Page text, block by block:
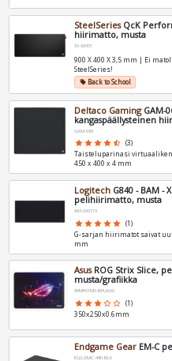
SteelSeriesQcK
hiirimatto, musta
SS-63431
900 X 400 X 3,5 mm | Ei
SteelSeries!
local_offerBack to School
Deltaco GamingGAM-
kangaspäällysteinen
GAM-063
star star star star star_half (3)
Taisteluparinasi
450 x 400 x 4 mm
Logitech G840 - BAM -
pelihiirimatto, musta
943-000778
star star star star star (1)
G-sarjan hiirimatot saivat
mm
AsusROG Strix Slice,
musta/grafiikka
90MP01M0-BPUA00
star star star star_border star_border (1)
350x250x0.6mm
Endgame Gear EM-C
EGG-EMC-490-BLK